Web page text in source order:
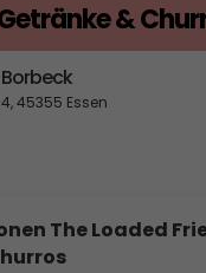
&
Borbeck
45355 Essen
The Loaded